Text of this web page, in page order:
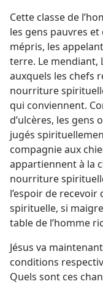
Cette classe de
les gens pauvres
mépris, les appelant
terre. Le mendiant,
auxquels les chefs
nourriture
qui conviennent.
d’ulcères, les
jugés
compagnie aux
appartiennent à la
nourriture
l’espoir de
spirituelle, si
table de l’homme
Jésus va
conditions
Quels sont ces